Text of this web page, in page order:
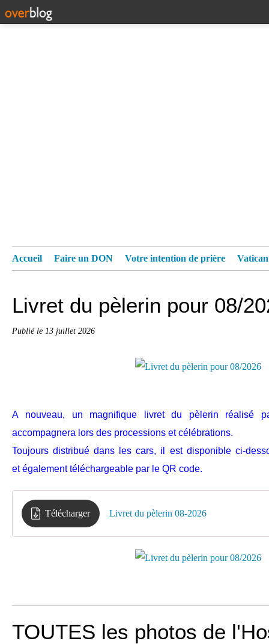
Accueil Faire un DON Votre intention de prière
Livret du pèlerin pour 08/
Publié le 13 juillet 2026
A nouveau, un magnifique livret du pèlerin réalisé
accompagnera lors des processions et célébrations.
Toujours distribué dans les cars, il est disponible ci-
et également téléchargeable par le QR code.
Télécharger Livret du pèlerin 08-2026
TOUTES les photos de